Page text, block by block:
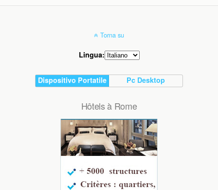
Torna su
Lingua:
Dispositivo Portatile Pc Desktop
Hôtels à Rome